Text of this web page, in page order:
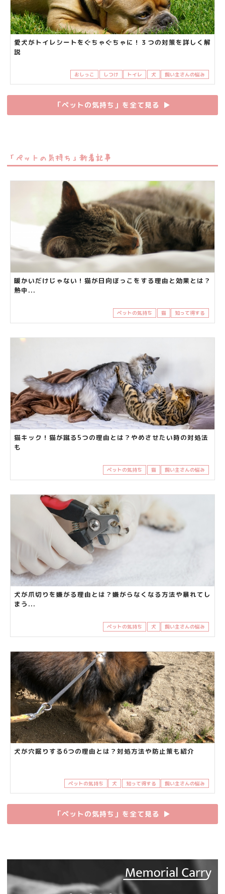
愛犬がトイレシートをぐちゃぐちゃに！３つの対策を詳しく解
説
おしっこ しつけ トイレ 犬 飼い主さんの悩み
「ペットの気持ち」を全て見る ▶︎
「ペットの気持ち」新着記事
暖かいだけじゃない！猫が日向ぼっこをする理由と効果とは？
熱中...
ペットの気持ち 猫 知って得する
猫キック！猫が蹴る5つの理由とは？やめさせたい時の対処法
も
ペットの気持ち 猫 飼い主さんの悩み
犬が爪切りを嫌がる理由とは？嫌がらなくなる方法や暴れてし
まう...
ペットの気持ち 犬 飼い主さんの悩み
犬が穴掘りする6つの理由とは？対処方法や防止策も紹介
ペットの気持ち 犬 知って得する 飼い主さんの悩み
「ペットの気持ち」を全て見る ▶︎